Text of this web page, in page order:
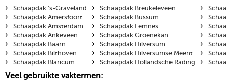
›
Schaapdak 's-Graveland
› Schaapdak Amersfoort
› Schaapdak Amsterdam
› Schaapdak Ankeveen
› Schaapdak Baarn
› Schaapdak Bilthoven
› Schaapdak Blaricum
› Schaapdak Breukeleveen
› Schaapdak Bussum
› Schaapdak Eemnes
› Schaapdak Groenekan
› Schaapdak Hilversum
› Schaapdak Hilversumse Meent
› Schaapdak Hollandsche Rading
›
›
›
›
›
›
›
Veel gebruikte vaktermen: